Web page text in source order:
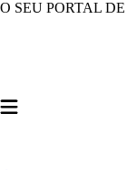
O SEU PORTAL